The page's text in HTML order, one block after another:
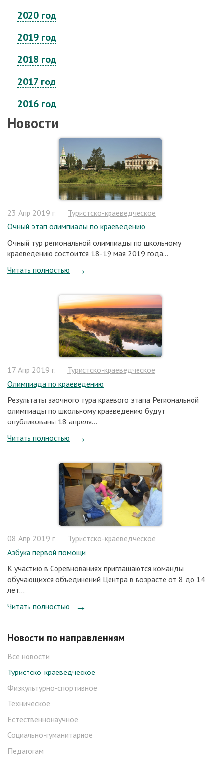
2020 год
2019 год
2018 год
2017 год
2016 год
Новости
23 Апр 2019 г.
Туристско-краеведческое
Очный этап олимпиады по краеведению
Очный тур региональной олимпиады по школьному
краеведению состоится 18-19 мая 2019 года...
Читать полностью
17 Апр 2019 г.
Туристско-краеведческое
Олимпиада по краеведению
Результаты заочного тура краевого этапа Региональной
олимпиады по школьному краеведению будут
опубликованы 18 апреля...
Читать полностью
08 Апр 2019 г.
Туристско-краеведческое
Азбука первой помощи
К участию в Соревнованиях приглашаются команды
обучающихся объединений Центра в возрасте от 8 до 14
лет...
Читать полностью
Новости по направлениям
Все новости
Туристско-краеведческое
Физкультурно-спортивное
Техническое
Естественнонаучное
Социально-гуманитарное
Педагогам